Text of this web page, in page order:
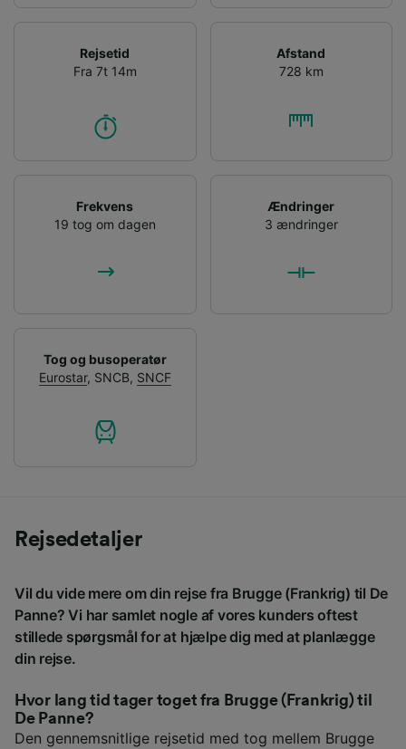
Rejsetid
Fra 7t 14m
Afstand
728 km
Frekvens
19 tog om dagen
Ændringer
3 ændringer
Tog og busoperatør
Eurostar, SNCB, SNCF
Rejsedetaljer
Vil du vide mere om din rejse fra Brugge (Frankrig) til De
Panne? Vi har samlet nogle af vores kunders oftest
stillede spørgsmål for at hjælpe dig med at planlægge
din rejse.
Hvor lang tid tager toget fra Brugge (Frankrig) til
De Panne?
Den gennemsnitlige rejsetid med tog mellem Brugge
Opbevare og/eller tilgå oplysninger på en
enhed. Tilpasset annoncering og indhold,
målgruppeundersøgelser og udvikling af
tjenester.
Liste over partnere (leverandører)